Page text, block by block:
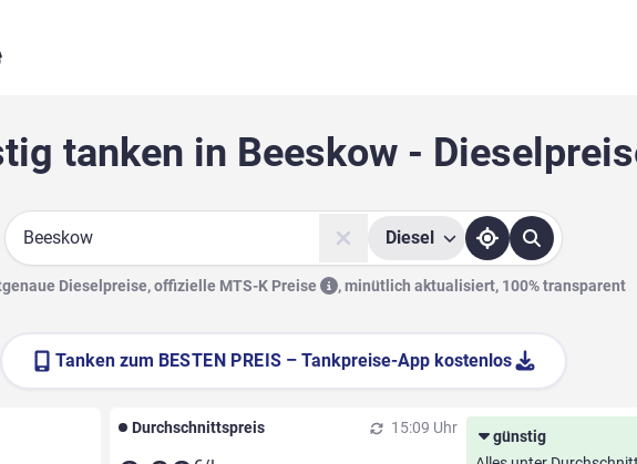
tanken in Beeskow -
Suche
Diesel
Dieselpreise, offizielle MTS-K Preise ,minütlich aktualisiert, 100% transparent
Tanken zum BESTEN PREIS – Tankpreise-App kostenlos
Durchschnittspreis 15:09 Uhr
günstig